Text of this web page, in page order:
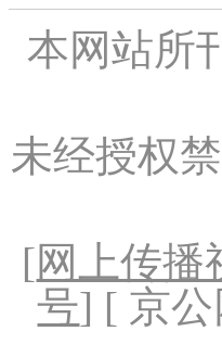
本网站所
未经授权
[网上传播
号] [ 京公